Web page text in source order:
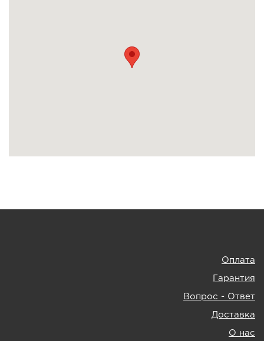
Оплата
Гарантия
Вопрос - Ответ
Доставка
О нас